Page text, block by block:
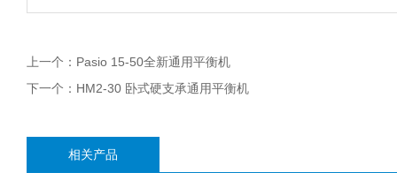
上一个： Pasio 15-50全新通用平衡机
下一个： HM2-30 卧式硬支承通用平衡机
相关产品